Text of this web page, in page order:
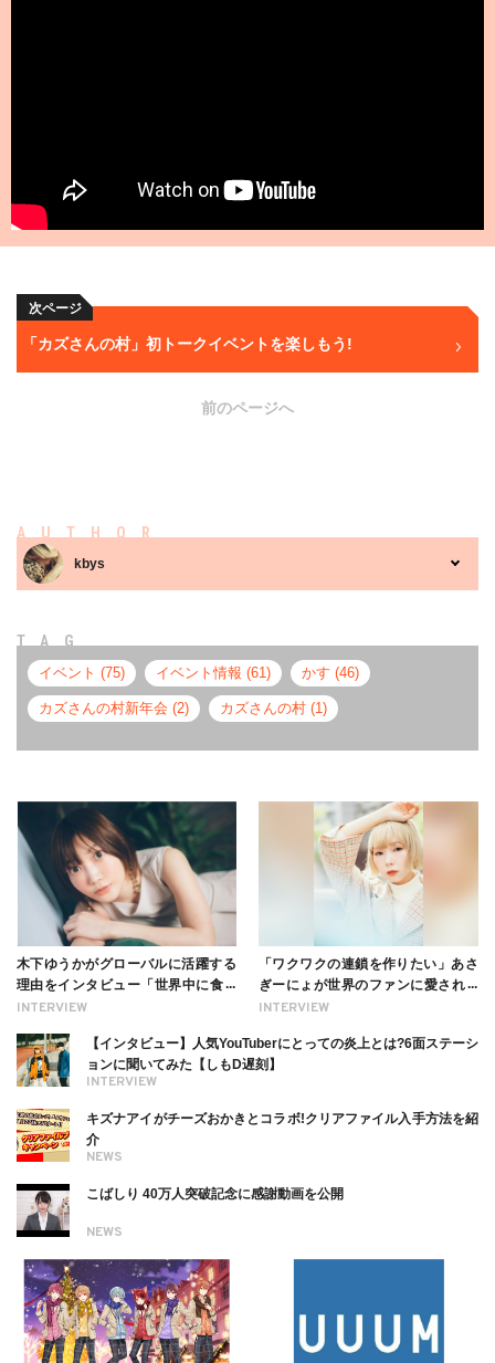
次ページ
「カズさんの村」初トークイベントを楽しもう!
前のページへ
AUTHOR
kbys
TAG
イベント (75) イベント情報 (61) かす (46)
カズさんの村新年会 (2) カズさんの村 (1)
INTERVIEW
木下ゆうかがグローバルに活躍する
理由をインタビュー「世界中に食べ
る幸せを伝えたい」新事務所加入に
INTERVIEW
「ワクワクの連鎖を作りたい」あさ
ぎーにょが世界のファンに愛される
理由【インタビュー】
INTERVIEW
【インタビュー】人気YouTuberにとっての炎上とは?6面ステーシ
ョンに聞いてみた【しもD遅刻】
NEWS
キズナアイがチーズおかきとコラボ!クリアファイル入手方法を紹
介
NEWS
こばしり 40万人突破記念に感謝動画を公開